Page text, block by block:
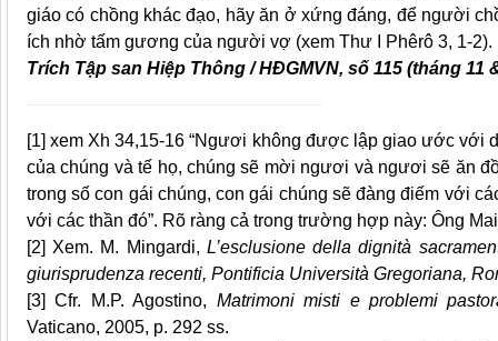
giáo có chồng khác đạo, hãy ăn ở xứng đáng, để người
ích nhờ tấm gương của người vợ (xem Thư I Phêrô 3, 1-2).
Trích Tập san Hiệp Thông / HĐGMVN, số 115 (tháng 11
[1] xem Xh 34,15-16 “Ngươi không được lập giao ước với
của chúng và tế họ, chúng sẽ mời ngươi và ngươi sẽ ăn
trong số con gái chúng, con gái chúng sẽ đàng điếm với
với các thần đó”. Rõ ràng cả trong trường hợp này: Ông
[2] Xem. M. Mingardi, L’esclusione della dignità
giurisprudenza recenti, Pontificia Università Gregoriana,
[3] Cfr. M.P. Agostino, Matrimoni misti e problemi
Vaticano, 2005, p. 292 ss.